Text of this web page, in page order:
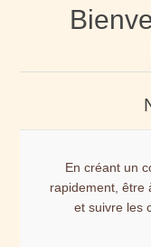
En créant un
rapidement, être
et suivre les